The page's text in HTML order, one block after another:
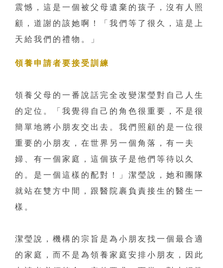
震憾，這是一個被父母遺棄的孩子，沒有人照
顧，道謝的該她啊！「我們等了很久，這是上
天給我們的禮物。」
領養申請者要接受訓練
領養父母的一番說話完全改變潔瑩對自己人生
的定位。「我覺得自己的角色很重要，不是很
簡單地將小朋友交出去。我們照顧的是一位很
重要的小朋友，在世界另一個角落，有一夫
婦、有一個家庭，這個孩子是他們等待以久
的。是一個這樣的配對！」潔瑩說，她和團隊
就站在雙方中間，跟醫院裹負責接生的醫生一
樣。
潔瑩說，機構的宗旨是為小朋友找一個最合適
的家庭，而不是為領養家庭安排小朋友，因此